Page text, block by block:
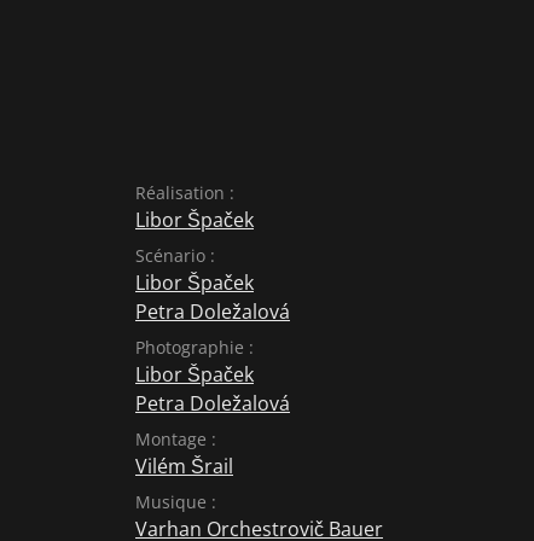
Réalisation :
Libor Špaček
Scénario :
Libor Špaček
Petra Doležalová
Photographie :
Libor Špaček
Petra Doležalová
Montage :
Vilém Šrail
Musique :
Varhan Orchestrovič Bauer